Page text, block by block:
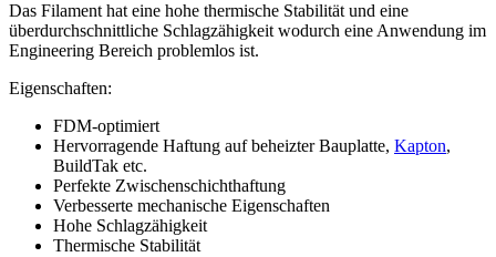
Das Filament hat eine hohe thermische Stabilität und eine
überdurchschnittliche Schlagzähigkeit wodurch eine Anwendung im
Engineering Bereich problemlos ist.
Eigenschaften:
FDM-optimiert
Hervorragende Haftung auf beheizter Bauplatte, Kapton,
BuildTak etc.
Perfekte Zwischenschichthaftung
Verbesserte mechanische Eigenschaften
Hohe Schlagzähigkeit
Thermische Stabilität